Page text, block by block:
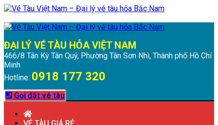
Chuyển
nội
Menu
Đóng
ĐẠI LÝ VÉ TÀU HỎA VIỆT NAM
466/8 Tân Kỳ Tân Quý, Phường Tân Sơn Nhì, Thành phố Hồ Chí
Minh
Hotline: 0918 177 320
Gọi đặt vé tàu